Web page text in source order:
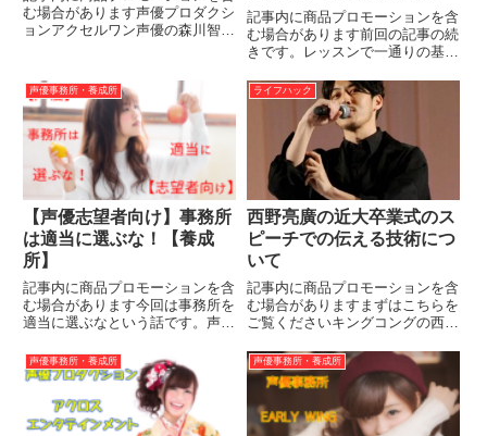
む場合があります声優プロダクシ
ョンアクセルワン声優の森川智之
うと思います！アクセルワンと
は？株式会社アクセルワンは
2011年に設立。主に声優を取り
扱う...
記事内に商品プロモーションを含
む場合があります前回の記事の続
きです。レッスンで一通りの基礎
いとなり、演技を学んでいくこと
になります。基礎錬の後には何を
やるのか。アニメ声優をめざすな
ら日ナレ基礎錬から先は養成所
声優事務所・養成所
【声優志望者向け】事務所
は適当に選ぶな！【養成
所】
記事内に商品プロモーションを含
む場合があります今回は事務所を
適当に選ぶなという話です。声優
優事務所（または芸能事務所）に
所属をして、事務所から仕事を振
ってもらう形になります。声優を
志す場合、まず声優事務所に所
属...
ライフハック
西野亮廣の近大卒業式のス
ピーチでの伝える技術につ
いて
記事内に商品プロモーションを含
む場合がありますまずはこちらを
ご覧くださいキングコングの西野
ピーチしたものの全容です。最初
の掴みは最高ですね。盛り上げ方
をわかっている。聴衆を煽り、登
場をやり直す（笑）流石芸人と
い...
声優事務所・養成所 声優事務所・養成所